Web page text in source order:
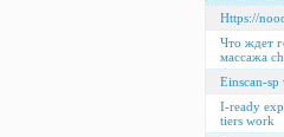
Https://
Что ждет
массажа
Einscan-sp
I-ready
tiers work